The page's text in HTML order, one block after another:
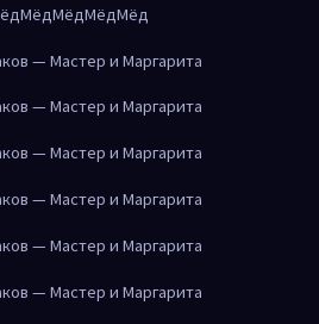
МёдМёдМёдМёд
— Мастер и Маргарита
— Мастер и Маргарита
— Мастер и Маргарита
— Мастер и Маргарита
— Мастер и Маргарита
— Мастер и Маргарита